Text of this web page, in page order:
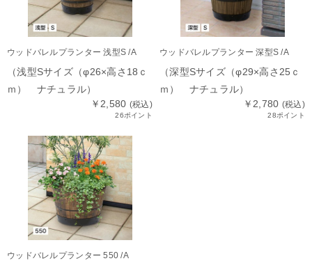
ウッドバレルプランター 浅型S /A
（浅型Sサイズ（φ26×高さ18ｃ
ｍ） ナチュラル）
￥2,580 (税込)
26ポイント
ウッドバレルプランター 深型S /A
（深型Sサイズ（φ29×高さ25ｃ
ｍ） ナチュラル）
￥2,780 (税込)
28ポイント
ウッドバレルプランター 550 /A